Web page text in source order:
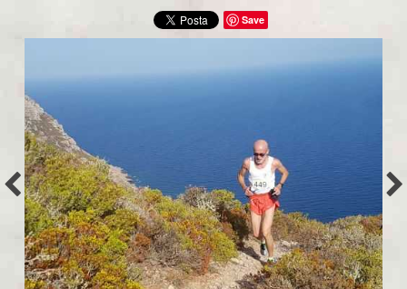
Save